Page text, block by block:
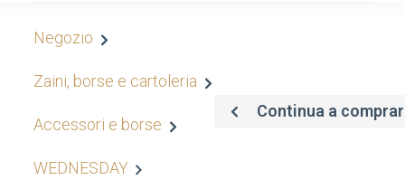
Negozio
Zaini, borse e cartoleria
Accessori e borse
WEDNESDAY
Continua a